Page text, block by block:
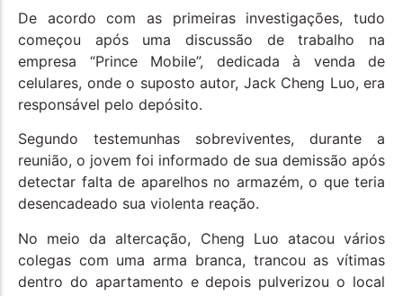
De acordo com as primeiras investigações, tudo
começou após uma discussão de trabalho na
empresa “Prince Mobile”, dedicada à venda de
celulares, onde o suposto autor, Jack Cheng Luo, era
responsável pelo depósito.
Segundo testemunhas sobreviventes, durante a
reunião, o jovem foi informado de sua demissão após
detectar falta de aparelhos no armazém, o que teria
desencadeado sua violenta reação.
No meio da altercação, Cheng Luo atacou vários
colegas com uma arma branca, trancou as vítimas
dentro do apartamento e depois pulverizou o local